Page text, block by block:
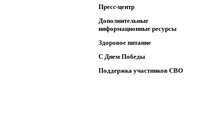
Пресс-центр
Дополнительные
информационные ресурсы
Здоровое питание
C Днем Победы
Поддержка участников СВО